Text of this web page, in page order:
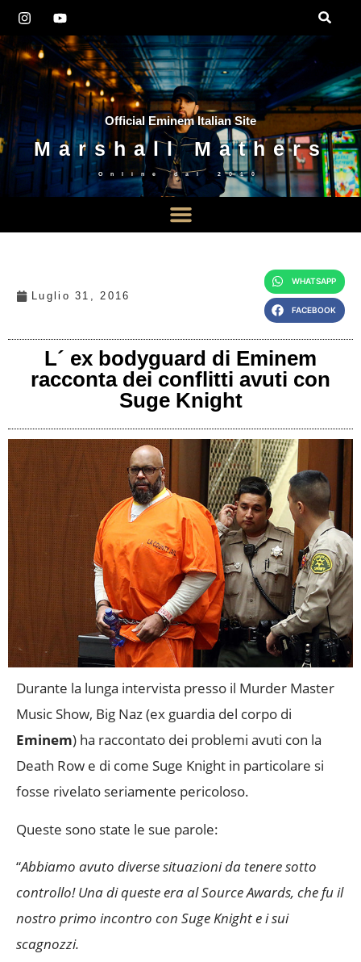
Official Eminem Italian Site
Marshall Mathers
Online dal 2010
Luglio 31, 2016
WHATSAPP
FACEBOOK
L´ ex bodyguard di Eminem
racconta dei conflitti avuti con
Suge Knight
Durante la lunga intervista presso il Murder Master
Music Show, Big Naz (ex guardia del corpo di
Eminem) ha raccontato dei problemi avuti con la
Death Row e di come Suge Knight in particolare si
fosse rivelato seriamente pericoloso.
Queste sono state le sue parole:
“Abbiamo avuto diverse situazioni da tenere sotto
controllo! Una di queste era al Source Awards, che fu il
nostro primo incontro con Suge Knight e i sui
scagnozzi.